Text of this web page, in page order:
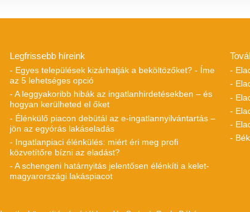
Legfrissebb híreink
- Egyes települések kizárhatják a beköltözőket? - Íme
az 5 lehetséges opció
- A leggyakoribb hibák az ingatlanhirdetésekben – és
hogyan kerülheted el őket
- Élénkülő piacon debütál az e-ingatlannyilvántartás –
jön az egyórás lakáseladás
- Ingatlanpiaci élénkülés: miért éri meg profi
közvetítőre bízni az eladást?
- A schengeni határnyitás jelentősen élénkíti a kelet-
magyarországi lakáspiacot
-
-
-
-
-
-